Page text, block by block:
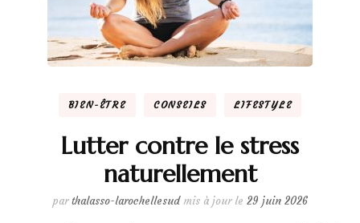
BIEN-ÊTRE CONSEILS LIFESTYLE
Lutter contre le stress
naturellement
parthalasso-larochellesud mis à jour le 29 juin 2026